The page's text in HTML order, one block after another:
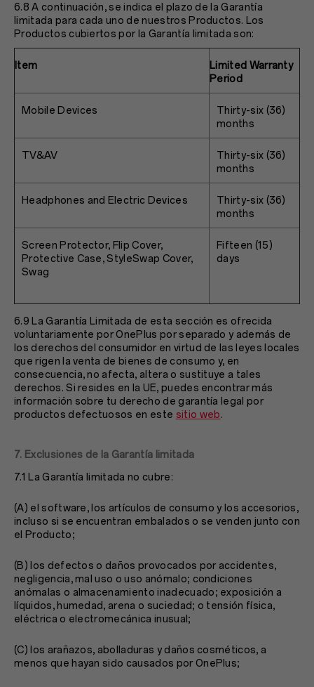
6.8 A continuación, se indica el plazo de la Garantía
limitada para cada uno de nuestros Productos. Los
Productos cubiertos por la Garantía limitada son:
Item
Limited Warranty
Period
Mobile Devices
Thirty-six (36)
months
TV&AV
Thirty-six (36)
months
Headphones and Electric Devices
Thirty-six (36)
months
Screen Protector, Flip Cover,
Protective Case, StyleSwap Cover,
Swag
Fifteen (15)
days
6.9 La Garantía Limitada de esta sección es ofrecida
voluntariamente por OnePlus por separado y además de
los derechos del consumidor en virtud de las leyes locales
que rigen la venta de bienes de consumo y, en
consecuencia, no afecta, altera o sustituye a tales
derechos. Si resides en la UE, puedes encontrar más
información sobre tu derecho de garantía legal por
productos defectuosos en este sitio web.
7. Exclusiones de la Garantía limitada
7.1 La Garantía limitada no cubre:
(A) el software, los artículos de consumo y los accesorios,
incluso si se encuentran embalados o se venden junto con
el Producto;
(B) los defectos o daños provocados por accidentes,
negligencia, mal uso o uso anómalo; condiciones
anómalas o almacenamiento inadecuado; exposición a
líquidos, humedad, arena o suciedad; o tensión física,
eléctrica o electromecánica inusual;
(C) los arañazos, abolladuras y daños cosméticos, a
menos que hayan sido causados por OnePlus;